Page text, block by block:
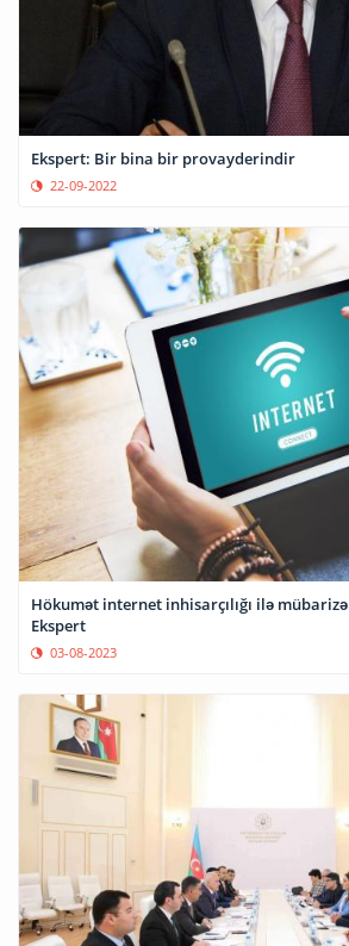
Ekspert: Bir bina bir provayderindir
22-09-2022
Hökumət internet inhisarçılığı ilə mübarizə apara bilmir?-
Ekspert
03-08-2023